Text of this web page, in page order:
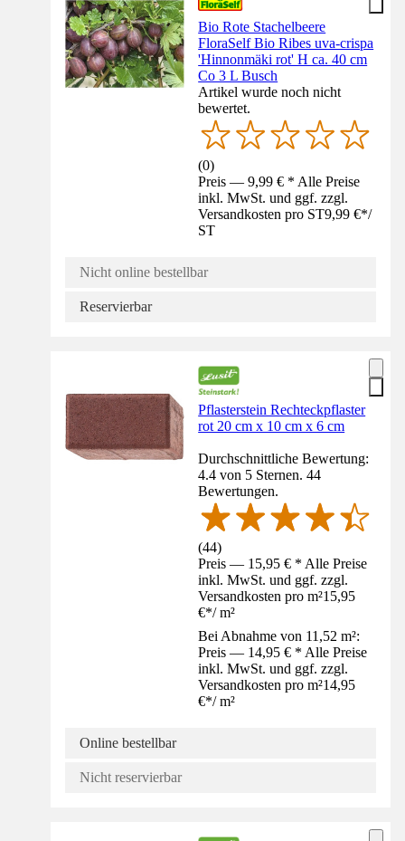
Bio Rote Stachelbeere
FloraSelf Bio Ribes uva-crispa
'Hinnonmäki rot' H ca. 40 cm
Co 3 L Busch
Artikel wurde noch nicht
bewertet.
(0)
Preis — 9,99 € * Alle Preise
inkl. MwSt. und ggf. zzgl.
Versandkosten pro ST9,99 €*/
ST
Nicht online bestellbar
Reservierbar
Pflasterstein Rechteckpflaster
rot 20 cm x 10 cm x 6 cm
Durchschnittliche Bewertung:
4.4 von 5 Sternen. 44
Bewertungen.
(44)
Preis — 15,95 € * Alle Preise
inkl. MwSt. und ggf. zzgl.
Versandkosten pro m²15,95
€*/ m²
Bei Abnahme von 11,52 m²:
Preis — 14,95 € * Alle Preise
inkl. MwSt. und ggf. zzgl.
Versandkosten pro m²14,95
€*/ m²
Online bestellbar
Nicht reservierbar